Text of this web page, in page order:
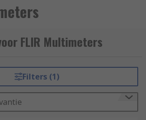
FLIR Multimeters
Filters (1)